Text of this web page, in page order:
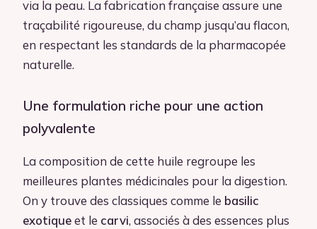
via la peau. La fabrication française assure une
traçabilité rigoureuse, du champ jusqu’au flacon,
en respectant les standards de la pharmacopée
naturelle.
Une formulation riche pour une action
polyvalente
La composition de cette huile regroupe les
meilleures plantes médicinales pour la digestion.
On y trouve des classiques comme le basilic
exotiqueet le carvi, associés à des essences plus